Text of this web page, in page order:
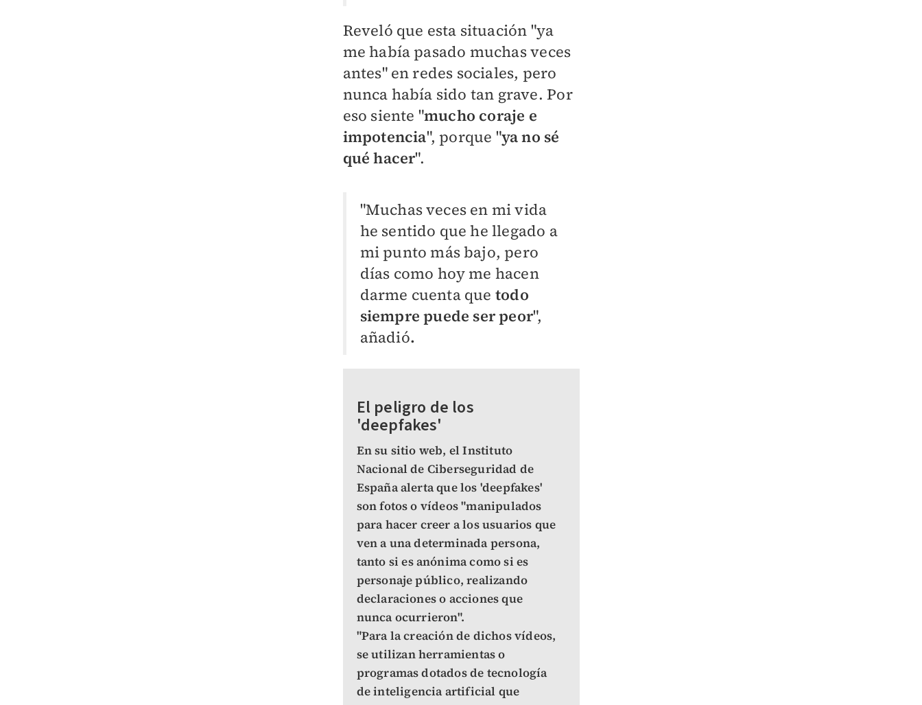
Reveló que esta situación "ya
me había pasado muchas veces
antes" en redes sociales, pero
nunca había sido tan grave. Por
eso siente "mucho coraje e
impotencia", porque "ya no sé
qué hacer".
"Muchas veces en mi vida
he sentido que he llegado a
mi punto más bajo, pero
días como hoy me hacen
darme cuenta que todo
siempre puede ser peor",
añadió.
El peligro de los
'deepfakes'
En su sitio web, el Instituto
Nacional de Ciberseguridad de
España alerta que los 'deepfakes'
son fotos o vídeos "manipulados
para hacer creer a los usuarios que
ven a una determinada persona,
tanto si es anónima como si es
personaje público, realizando
declaraciones o acciones que
nunca ocurrieron".
"Para la creación de dichos vídeos,
se utilizan herramientas o
programas dotados de tecnología
de inteligencia artificial que